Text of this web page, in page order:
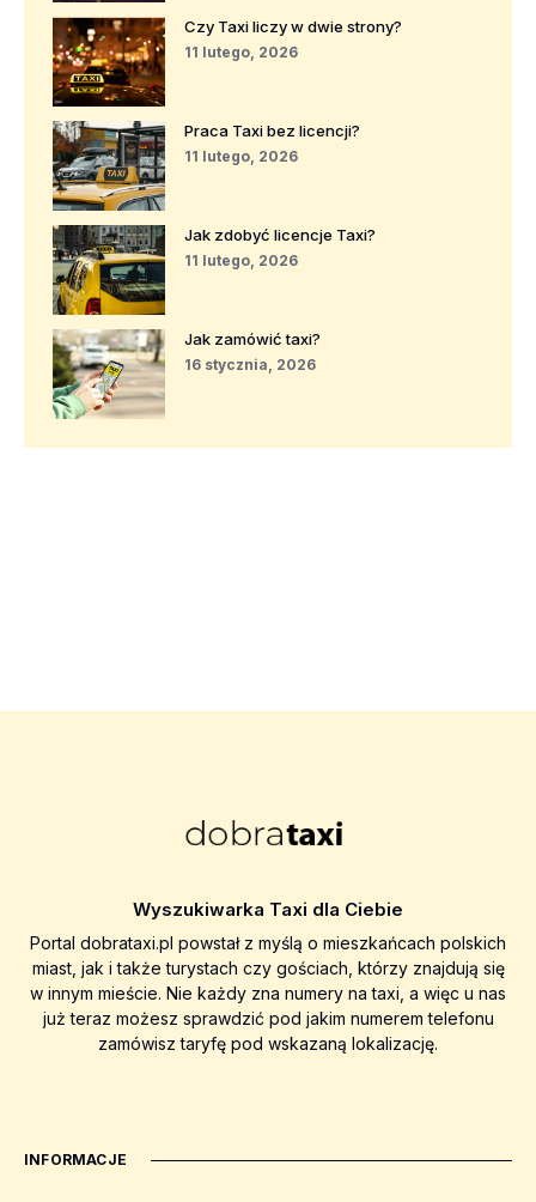
Czy Taxi liczy w dwie strony?
11 lutego, 2026
Praca Taxi bez licencji?
11 lutego, 2026
Jak zdobyć licencje Taxi?
11 lutego, 2026
Jak zamówić taxi?
16 stycznia, 2026
Wyszukiwarka Taxi dla Ciebie
Portal dobrataxi.pl powstał z myślą o mieszkańcach polskich
miast, jak i także turystach czy gościach, którzy znajdują się
w innym mieście. Nie każdy zna numery na taxi, a więc u nas
już teraz możesz sprawdzić pod jakim numerem telefonu
zamówisz taryfę pod wskazaną lokalizację.
INFORMACJE